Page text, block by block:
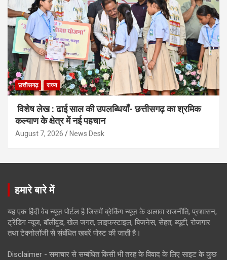
छत्तीसगढ़ राज्य
विशेष लेख : ढाई साल की उपलब्धियाँ- छत्तीसगढ़ का श्रमिक
कल्याण के क्षेत्र में नई पहचान
August 7, 2026 News Desk
हमारे बारे में
यह एक हिंदी वेब न्यूज़ पोर्टल है जिसमें ब्रेकिंग न्यूज़ के अलावा राजनीति, प्रशासन,
ट्रेंडिंग न्यूज, बॉलीवुड, खेल जगत, लाइफस्टाइल, बिजनेस, सेहत, ब्यूटी, रोजगार
तथा टेक्नोलॉजी से संबंधित खबरें पोस्ट की जाती है।
Disclaimer - समाचार से सम्बंधित किसी भी तरह के विवाद के लिए साइट के कुछ